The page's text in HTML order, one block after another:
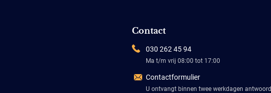
Contact
030 262 45 94
Ma t/m vrij 08:00 tot 17:00
Contactformulier
U ontvangt binnen twee werkdagen antwoord